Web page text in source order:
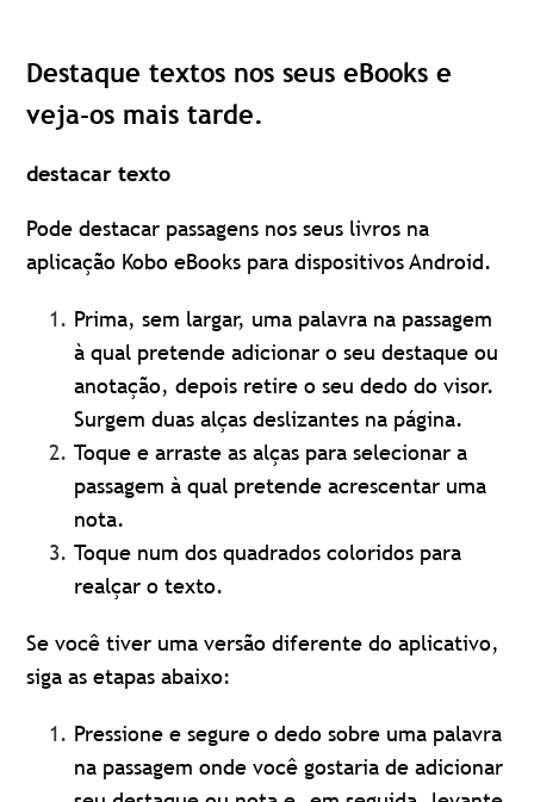
Destaque textos nos seus eBooks e
veja-os mais tarde.
destacar texto
Pode destacar passagens nos seus livros na
aplicação Kobo eBooks para dispositivos Android.
Prima, sem largar, uma palavra na passagem
à qual pretende adicionar o seu destaque ou
anotação, depois retire o seu dedo do visor.
Surgem duas alças deslizantes na página.
Toque e arraste as alças para selecionar a
passagem à qual pretende acrescentar uma
nota.
Toque num dos quadrados coloridos para
realçar o texto.
Se você tiver uma versão diferente do aplicativo,
siga as etapas abaixo:
Pressione e segure o dedo sobre uma palavra
na passagem onde você gostaria de adicionar